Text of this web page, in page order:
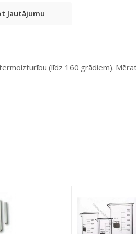
Jautājumu
(līdz 160 grādiem).